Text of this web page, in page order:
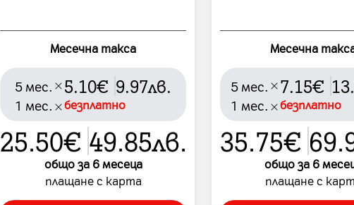
Месечна такса
5 мес. 5.10€ 9.97лв.
1 мес. безплатно
25.50€ 49.85лв.
общо за 6 месеца
плащане с карта
Месечна
5мес. 7.15€
1 мес. безплатно
35.75€
общо за 6
плащане с